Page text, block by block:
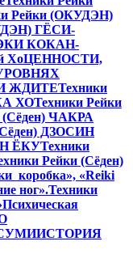
Рейки (ОКУДЭН)
ГЁСИ-
КОКАН-
ХоЦЕННОСТИ,
ЖДИТЕТехники
ХОТехники Рейки
(Сёден) ЧАКРА
ДЗОСИН
ЁКУТехники
Рейки (Сёден)
коробка», «Reiki
ног».Техники
Психическая
ИСТОРИЯ